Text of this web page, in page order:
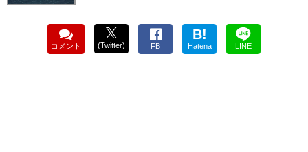
コメント (Twitter) FB
B!
Hatena LINE